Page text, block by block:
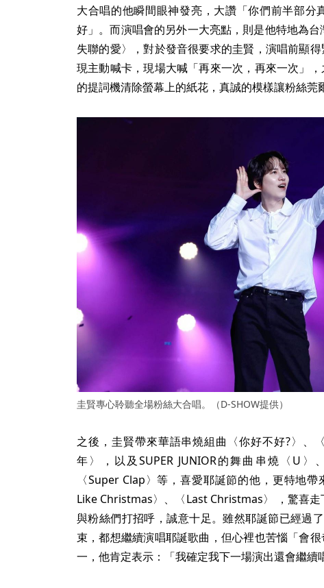
大合唱的他瞬間眼神發亮，大讚「你們前半部分
好」。而演唱會的另外一大亮點，則是他特地為
失聯的愛〉，對於發音很要求的圭賢，演唱前顯
現主動喊卡，現場大喊「再來一次，再來一次」
的提詞機清除螢幕上的紙花，真誠的模樣讓粉絲莞
圭賢專心聆聽全場粉絲大合唱。（D-SHOW提供）
之後，圭賢帶來華語串燒組曲〈你好不好?〉、
年〉，以及SUPER JUNIOR的舞曲串燒〈U〉
〈Super Clap〉等，喜愛耶誕節的他，更特地
Like Christmas〉、〈Last Christmas〉 ，驚喜
與粉絲們打招呼，誠意十足。雖然耶誕節已經過
束，都想繼續演唱耶誕歌曲，但心裡也苦惱「會
一，他肯定表示：「我確定我下一場演出還會繼續